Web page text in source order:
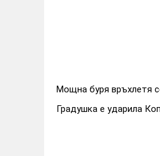
Мощна буря връхлетя
Градушка е ударила